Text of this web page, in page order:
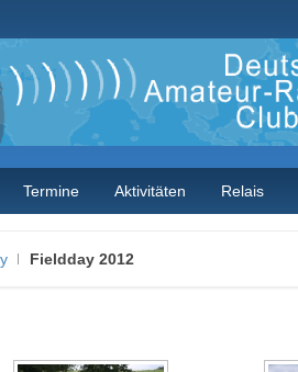
Termine Aktivitäten Relais
Fieldday 2012